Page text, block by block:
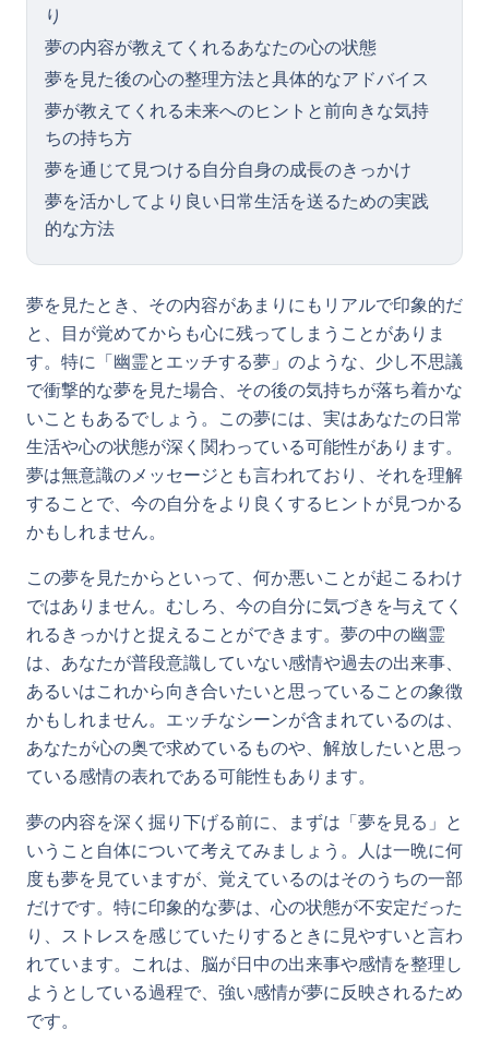
り
夢の内容が教えてくれるあなたの心の状態
夢を見た後の心の整理方法と具体的なアドバイス
夢が教えてくれる未来へのヒントと前向きな気持
ちの持ち方
夢を通じて見つける自分自身の成長のきっかけ
夢を活かしてより良い日常生活を送るための実践
的な方法
夢を見たとき、その内容があまりにもリアルで印象的だ
と、目が覚めてからも心に残ってしまうことがありま
す。特に「幽霊とエッチする夢」のような、少し不思議
で衝撃的な夢を見た場合、その後の気持ちが落ち着かな
いこともあるでしょう。この夢には、実はあなたの日常
生活や心の状態が深く関わっている可能性があります。
夢は無意識のメッセージとも言われており、それを理解
することで、今の自分をより良くするヒントが見つかる
かもしれません。
この夢を見たからといって、何か悪いことが起こるわけ
ではありません。むしろ、今の自分に気づきを与えてく
れるきっかけと捉えることができます。夢の中の幽霊
は、あなたが普段意識していない感情や過去の出来事、
あるいはこれから向き合いたいと思っていることの象徴
かもしれません。エッチなシーンが含まれているのは、
あなたが心の奥で求めているものや、解放したいと思っ
ている感情の表れである可能性もあります。
夢の内容を深く掘り下げる前に、まずは「夢を見る」と
いうこと自体について考えてみましょう。人は一晩に何
度も夢を見ていますが、覚えているのはそのうちの一部
だけです。特に印象的な夢は、心の状態が不安定だった
り、ストレスを感じていたりするときに見やすいと言わ
れています。これは、脳が日中の出来事や感情を整理し
ようとしている過程で、強い感情が夢に反映されるため
です。